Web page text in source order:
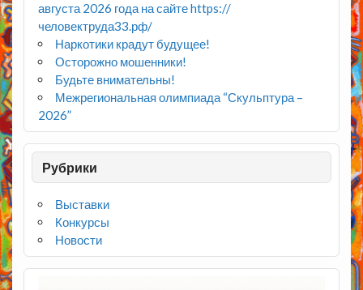
августа 2026 года на сайте https://
человектруда33.рф/
Наркотики крадут будущее!
Осторожно мошенники!
Будьте внимательны!
Межрегиональная олимпиада “Скульптура –
2026”
Рубрики
Выставки
Конкурсы
Новости